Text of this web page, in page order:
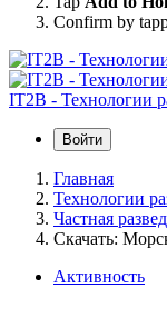
Confirm by
IT2B - Технологии
Войти
Главная
Технологии
Частная
Скачать:
Активность